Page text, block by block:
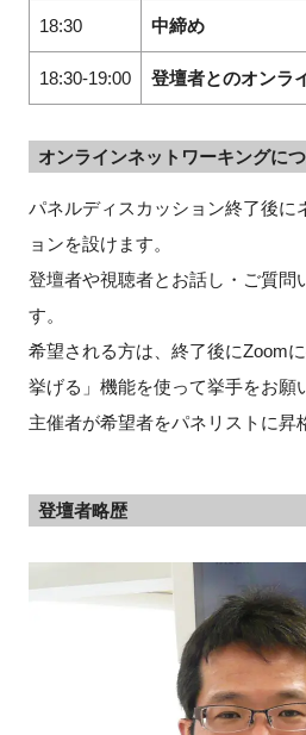
18:30 中締め
18:30-19:00 登壇者とのオンラ
オンラインネットワーキングに
パネルディスカッション終了後に
ョンを設けます。
登壇者や視聴者とお話し・ご質問
す。
希望される方は、終了後にZoom
挙げる」機能を使って挙手をお願
主催者が希望者をパネリストに昇
登壇者略歴